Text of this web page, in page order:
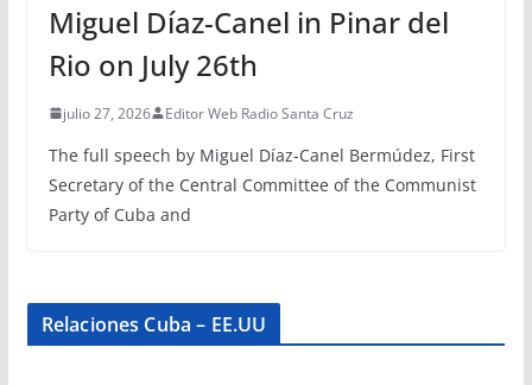
Miguel Díaz-Canel in Pinar del
Rio on July 26th
julio 27, 2026 Editor Web Radio Santa Cruz
The full speech by Miguel Díaz-Canel Bermúdez, First
Secretary of the Central Committee of the Communist
Party of Cuba and
Relaciones Cuba – EE.UU